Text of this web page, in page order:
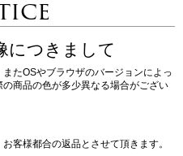
につきまして
たOSやブラウザのバージョンによっ
商品の色が多少異なる場合がござい
客様都合の返品とさせて頂きます。